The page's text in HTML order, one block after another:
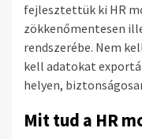
fejlesztettük ki HR
zökkenőmentesen
rendszerébe. Nem
kell adatokat
helyen,
Mit tud a HR